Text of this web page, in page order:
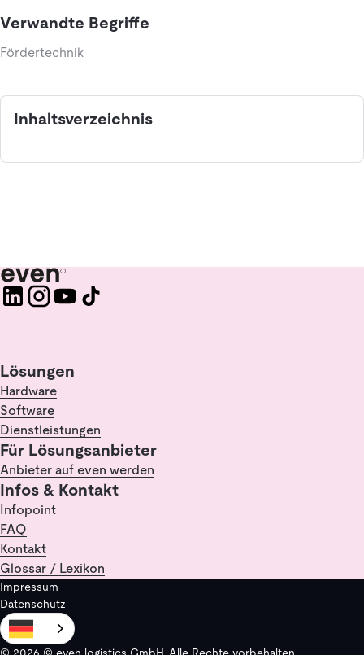
Verwandte Begriffe
Fördertechnik
Inhaltsverzeichnis
Lösungen
Hardware
Software
Dienstleistungen
Für Lösungsanbieter
Anbieter auf even werden
Infos & Kontakt
Infopoint
FAQ
Kontakt
Glossar / Lexikon
Impressum
Datenschutz